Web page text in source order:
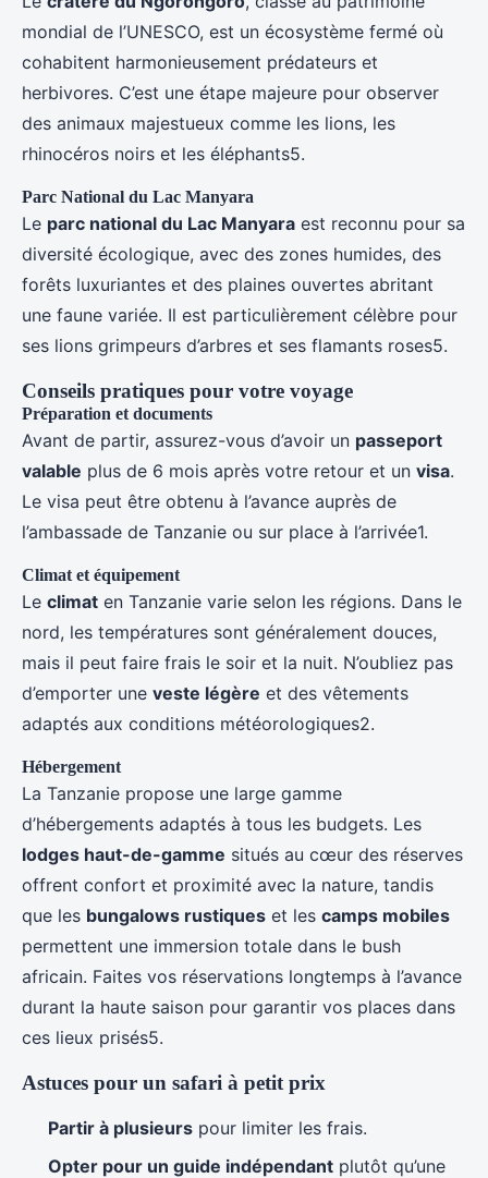
mondial de l’UNESCO, est un écosystème fermé où
cohabitent harmonieusement prédateurs et
herbivores. C’est une étape majeure pour observer
des animaux majestueux comme les lions, les
rhinocéros noirs et les éléphants5.
Parc National du Lac Manyara
Le parc national du Lac Manyara est reconnu pour sa
diversité écologique, avec des zones humides, des
forêts luxuriantes et des plaines ouvertes abritant
une faune variée. Il est particulièrement célèbre pour
ses lions grimpeurs d’arbres et ses flamants roses5.
Conseils pratiques pour votre voyage
Préparation et documents
Avant de partir, assurez-vous d’avoir un passeport
valable plus de 6 mois après votre retour et un visa.
Le visa peut être obtenu à l’avance auprès de
l’ambassade de Tanzanie ou sur place à l’arrivée1.
Climat et équipement
Le climat en Tanzanie varie selon les régions. Dans le
nord, les températures sont généralement douces,
mais il peut faire frais le soir et la nuit. N’oubliez pas
d’emporter une veste légère et des vêtements
adaptés aux conditions météorologiques2.
Hébergement
La Tanzanie propose une large gamme
d’hébergements adaptés à tous les budgets. Les
lodges haut-de-gamme situés au cœur des réserves
offrent confort et proximité avec la nature, tandis
que les bungalows rustiques et les camps mobiles
permettent une immersion totale dans le bush
africain. Faites vos réservations longtemps à l’avance
durant la haute saison pour garantir vos places dans
ces lieux prisés5.
Astuces pour un safari à petit prix
Partir à plusieurs pour limiter les frais.
Opter pour un guide indépendant plutôt qu’une